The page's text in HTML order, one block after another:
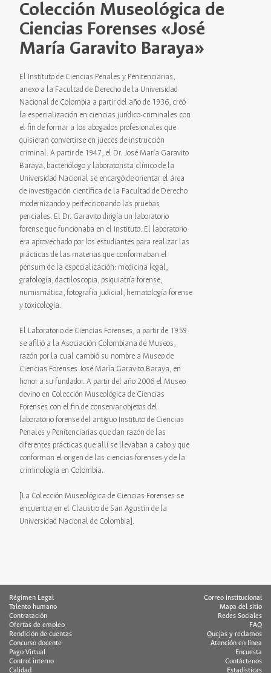
Colección Museológica de
Ciencias Forenses «José
María Garavito Baraya»
El Instituto de Ciencias Penales y Penitenciarias,
anexo a la Facultad de Derecho de la Universidad
Nacional de Colombia a partir del año de 1936, creó
la especialización en ciencias jurídico-criminales con
el fin de formar a los abogados profesionales que
quisieran convertirse en jueces de instrucción
criminal. A partir de 1947, el Dr. José María Garavito
Baraya, bacteriólogo y laboratorista clínico de la
Universidad Nacional se encargó de orientar el área
de investigación científica de la Facultad de Derecho
modernizando y perfeccionando las pruebas
periciales. El Dr. Garavito dirigía un laboratorio
forense que funcionaba en el Instituto. El laboratorio
era aprovechado por los estudiantes para realizar las
prácticas de las materias que conformaban el
pénsum de la especialización: medicina legal,
grafología, dactiloscopia, psiquiatría forense,
numismática, fotografía judicial, hematología forense
y toxicología.
El Laboratorio de Ciencias Forenses, a partir de 1959
se afilió a la Asociación Colombiana de Museos,
razón por la cual cambió su nombre a Museo de
Ciencias Forenses José María Garavito Baraya, en
honor a su fundador. A partir del año 2006 el Museo
devino en Colección Museológica de Ciencias
Forenses con el fin de conservar objetos del
laboratorio forense del antiguo Instituto de Ciencias
Penales y Penitenciarias que dan razón de las
diferentes prácticas que allí se llevaban a cabo y que
conforman el origen de las ciencias forenses y de la
criminología en Colombia.
[La Colección Museológica de Ciencias Forenses se
encuentra en el Claustro de San Agustín de la
Universidad Nacional de Colombia].
Régimen Legal
Talento humano
Contratación
Ofertas de empleo
Rendición de cuentas
Concurso docente
Pago Virtual
Control interno
Calidad
Correo institucional
Mapa del sitio
Redes Sociales
FAQ
Quejas y reclamos
Atención en línea
Encuesta
Contáctenos
Estadísticas